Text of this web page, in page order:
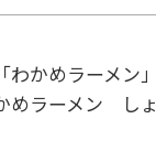
わかめラーメン
ラーメン しょ